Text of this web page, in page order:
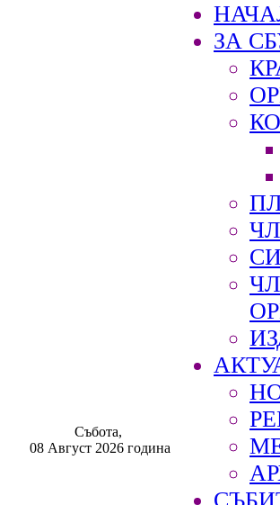
Събота,
08 Август 2026 година
ЗА